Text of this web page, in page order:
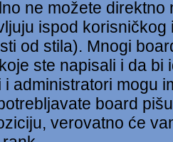
ne možete
ispod
od stila). Mnogi
ste napisali i da bi
i administratori mogu
board
verovatno će